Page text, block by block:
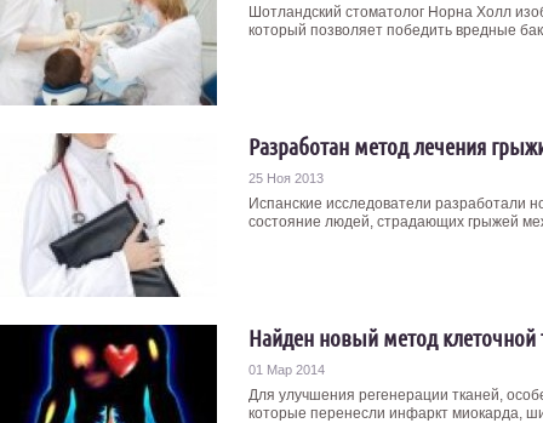
Шотландский стоматолог Норна Холл
который позволяет победить вредные
Разработан метод лечения
25 Ноя 2013
Испанские исследователи разработали
состояние людей, страдающих грыжей
Найден новый метод клеточной
01 Мар 2014
Для улучшения регенерации тканей,
которые перенесли инфаркт миокарда,